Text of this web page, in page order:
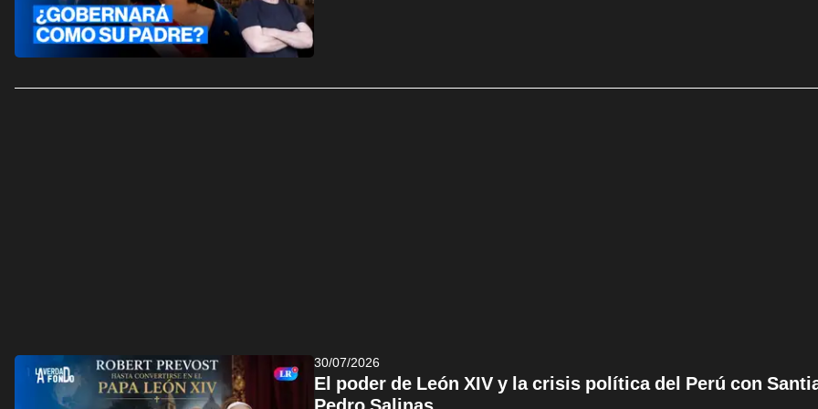
30/07/2026
El poder de León XIV y la crisis política del Perú con